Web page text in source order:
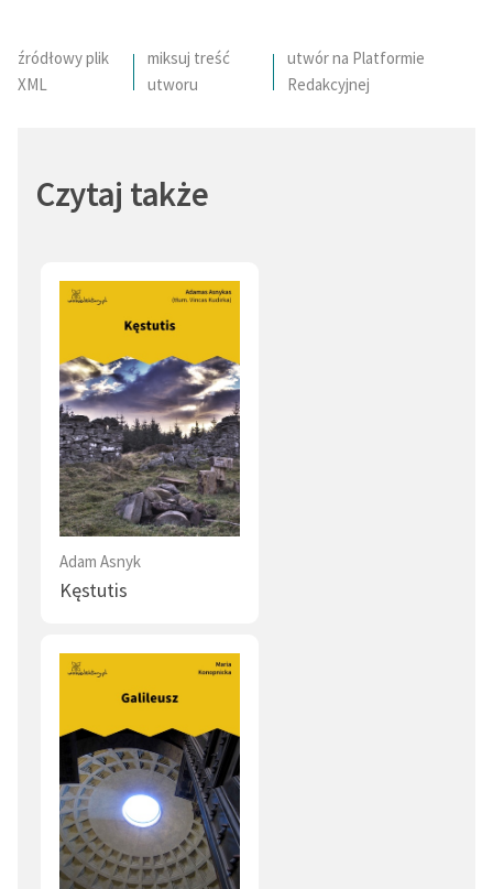
źródłowy plik
XML
miksuj treść
utworu
utwór na Platformie
Redakcyjnej
Czytaj także
Adam Asnyk
Kęstutis